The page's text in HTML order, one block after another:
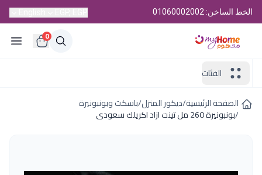
الخط الساخن: 01060002002
0
الفئات
الصفحة الرئيسية/ديكور المنزل/باسكت وبونبونيرة
/بونبونيرة 260 مل تينت ازاد اكريلك سعودى